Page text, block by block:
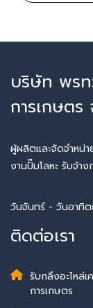
บริษัท พร
การเกษตร
ผู้ผลิตและจัดจำหน่
งานปั๊มโลหะ รับจ้า
วันจันทร์ - วันอาทิ
ติดต่อเรา
รับกลึงอะไหล่
การเกษตร